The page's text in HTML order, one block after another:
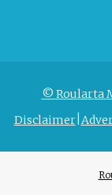
© Roularta
Disclaimer